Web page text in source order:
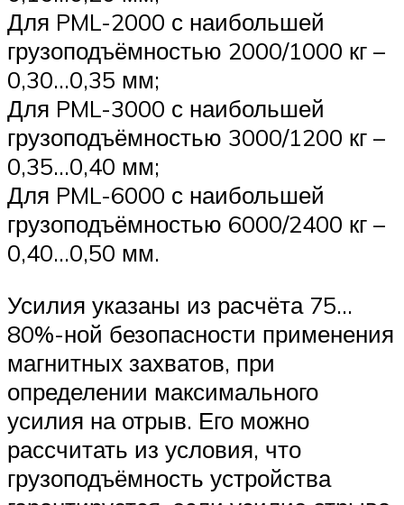
Для PML-2000 с наибольшей
грузоподъёмностью 2000/1000 кг –
0,30…0,35 мм;
Для PML-3000 с наибольшей
грузоподъёмностью 3000/1200 кг –
0,35…0,40 мм;
Для PML-6000 с наибольшей
грузоподъёмностью 6000/2400 кг –
0,40…0,50 мм.
Усилия указаны из расчёта 75…
80%-ной безопасности применения
магнитных захватов, при
определении максимального
усилия на отрыв. Его можно
рассчитать из условия, что
грузоподъёмность устройства